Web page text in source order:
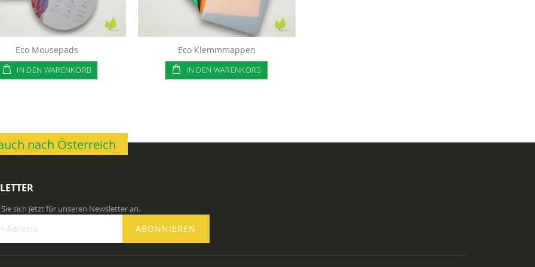
Eco Mousepads
IN DEN WARENKORB
Eco Klemmmappen
IN DEN WARENKORB
nach Österreich
sich jetzt für unseren Newsletter an.
ABONNIEREN